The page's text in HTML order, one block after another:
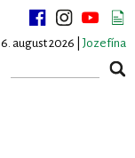
6. august 2026 | Jozefína